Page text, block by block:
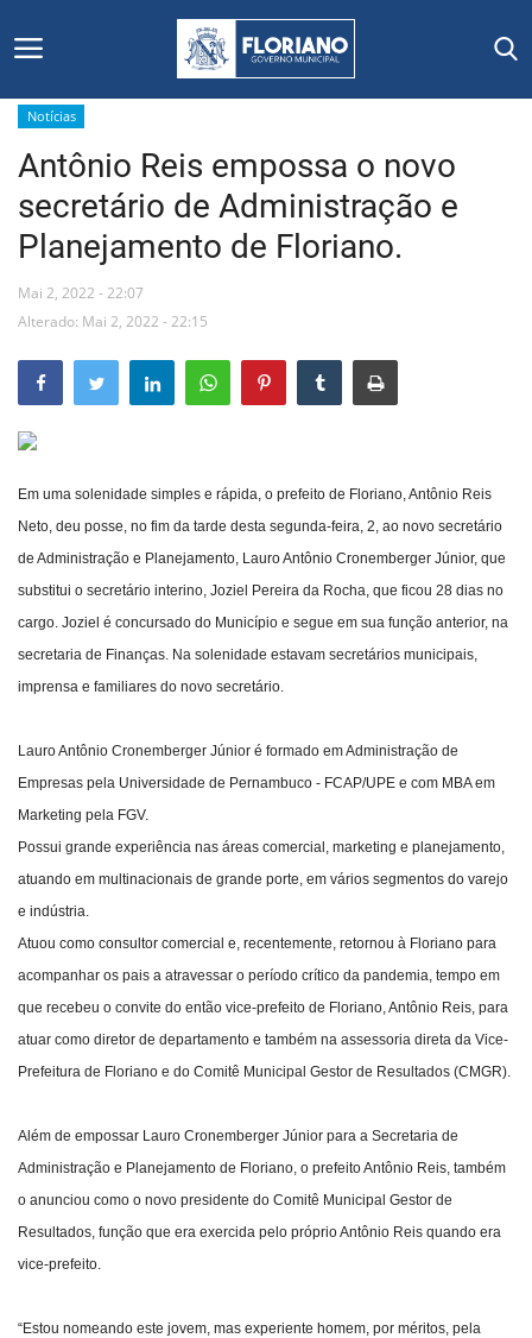
Início
Editais
Floriano
Mural de Licitações
Vídeos
Webmail
Contato
Notícias
Antônio Reis empossa o novo
secretário de Administração e
Planejamento de Floriano.
Mai 2, 2022 - 22:07
Alterado: Mai 2, 2022 - 22:15
Em uma solenidade simples e rápida, o prefeito de Floriano, Antônio Reis
Neto, deu posse, no fim da tarde desta segunda-feira, 2, ao novo secretário
de Administração e Planejamento, Lauro Antônio Cronemberger Júnior, que
substitui o secretário interino, Joziel Pereira da Rocha, que ficou 28 dias no
cargo. Joziel é concursado do Município e segue em sua função anterior, na
secretaria de Finanças. Na solenidade estavam secretários municipais,
imprensa e familiares do novo secretário.
Lauro Antônio Cronemberger Júnior é formado em Administração de
Empresas pela Universidade de Pernambuco - FCAP/UPE e com MBA em
Marketing pela FGV.
Possui grande experiência nas áreas comercial, marketing e planejamento,
atuando em multinacionais de grande porte, em vários segmentos do varejo
e indústria.
Atuou como consultor comercial e, recentemente, retornou à Floriano para
acompanhar os pais a atravessar o período crítico da pandemia, tempo em
que recebeu o convite do então vice-prefeito de Floriano, Antônio Reis, para
atuar como diretor de departamento e também na assessoria direta da Vice-
Prefeitura de Floriano e do Comitê Municipal Gestor de Resultados (CMGR).
Além de empossar Lauro Cronemberger Júnior para a Secretaria de
Administração e Planejamento de Floriano, o prefeito Antônio Reis, também
o anunciou como o novo presidente do Comitê Municipal Gestor de
Resultados, função que era exercida pelo próprio Antônio Reis quando era
vice-prefeito.
“Estou nomeando este jovem, mas experiente homem, por méritos, pela